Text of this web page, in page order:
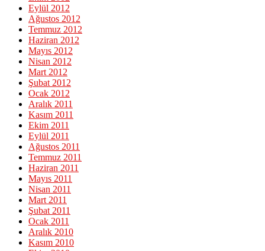
Eylül 2012
Ağustos 2012
Temmuz 2012
Haziran 2012
Mayıs 2012
Nisan 2012
Mart 2012
Şubat 2012
Ocak 2012
Aralık 2011
Kasım 2011
Ekim 2011
Eylül 2011
Ağustos 2011
Temmuz 2011
Haziran 2011
Mayıs 2011
Nisan 2011
Mart 2011
Şubat 2011
Ocak 2011
Aralık 2010
Kasım 2010